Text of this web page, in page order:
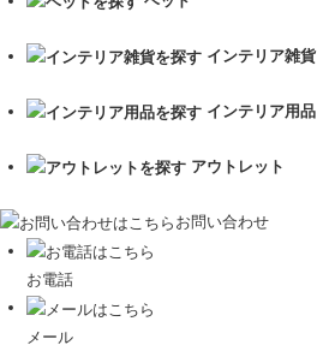
インテリア雑貨
インテリア用品
アウトレット
お問い合わせ
お電話
メール